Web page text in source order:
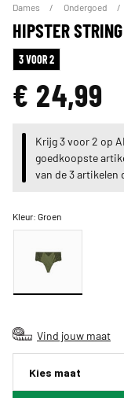
Dames Ondergoed
HIPSTER
3 VOOR 2
€ 24,99
Krijg 3 voor 2 op
goedkoopste
van de 3 artikelen
Kleur:Groen
Vind jouw maat
Kies maat